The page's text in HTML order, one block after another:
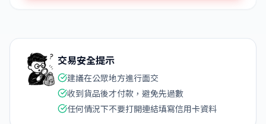
交易安全提示
建議在公眾地方進行面交
收到貨品後才付款，避免先過數
任何情況下不要打開連結填寫信用卡資料